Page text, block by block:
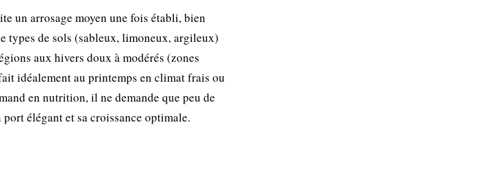
un arrosage moyen une fois établi, bien
types de sols (sableux, limoneux, argileux)
aux hivers doux à modérés (zones
idéalement au printemps en climat frais ou
en nutrition, il ne demande que peu de
élégant et sa croissance optimale.